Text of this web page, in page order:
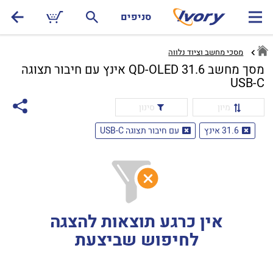
סניפים
מסכי מחשב וציוד נלווה
מסך מחשב QD-OLED 31.6 אינץ עם חיבור תצוגה
USB-C
מיון
סינון
31.6 אינץ
עם חיבור תצוגה USB-C
אין כרגע תוצאות להצגה
לחיפוש שביצעת